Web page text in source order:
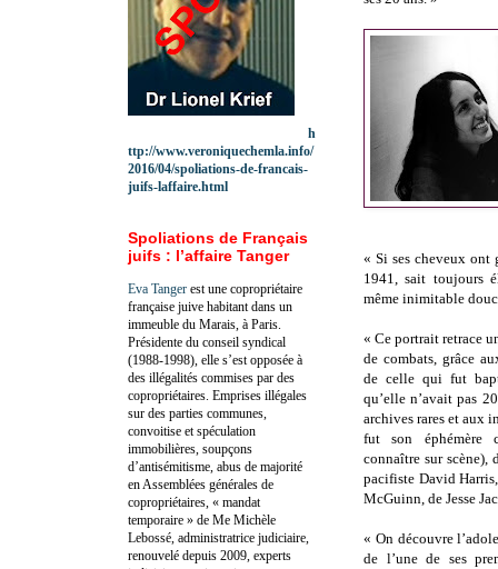
« Si ses cheveux ont
1941, sait toujours
même inimitable
« Ce portrait retrace
de combats, grâce
de celle qui fut
qu’elle n’avait pas
archives rares et aux
fut son éphémère
connaître sur
pacifiste David
McGuinn, de Jesse
« On découvre
de l’une de ses
h
ttp://www.veroniquechemla.info/
2016/04/spoliations-de-francais-
juifs-laffaire.html
Spoliations de Français
juifs : l’affaire Tanger
Eva Tanger est une copropriétaire
française juive habitant dans un
immeuble du Marais, à Paris.
Présidente du conseil syndical
(1988-1998), elle s’est opposée à
des illégalités commises par des
copropriétaires. Emprises illégales
sur des parties communes,
convoitise et spéculation
immobilières, soupçons
d’antisémitisme, abus de majorité
en Assemblées générales de
copropriétaires, « mandat
temporaire » de Me Michèle
Lebossé, administratrice judiciaire,
renouvelé depuis 2009, experts